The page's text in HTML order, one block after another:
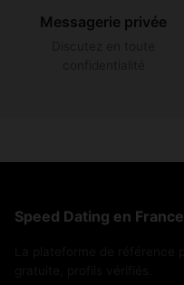
Messagerie privée
Speed Dating en France